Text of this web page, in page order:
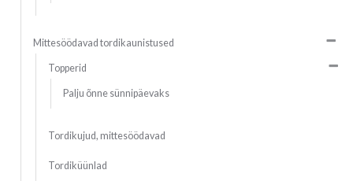
Mittesöödavad tordikaunistused
Topperid
Palju õnne sünnipäevaks
Tordikujud, mittesöödavad
Tordiküünlad